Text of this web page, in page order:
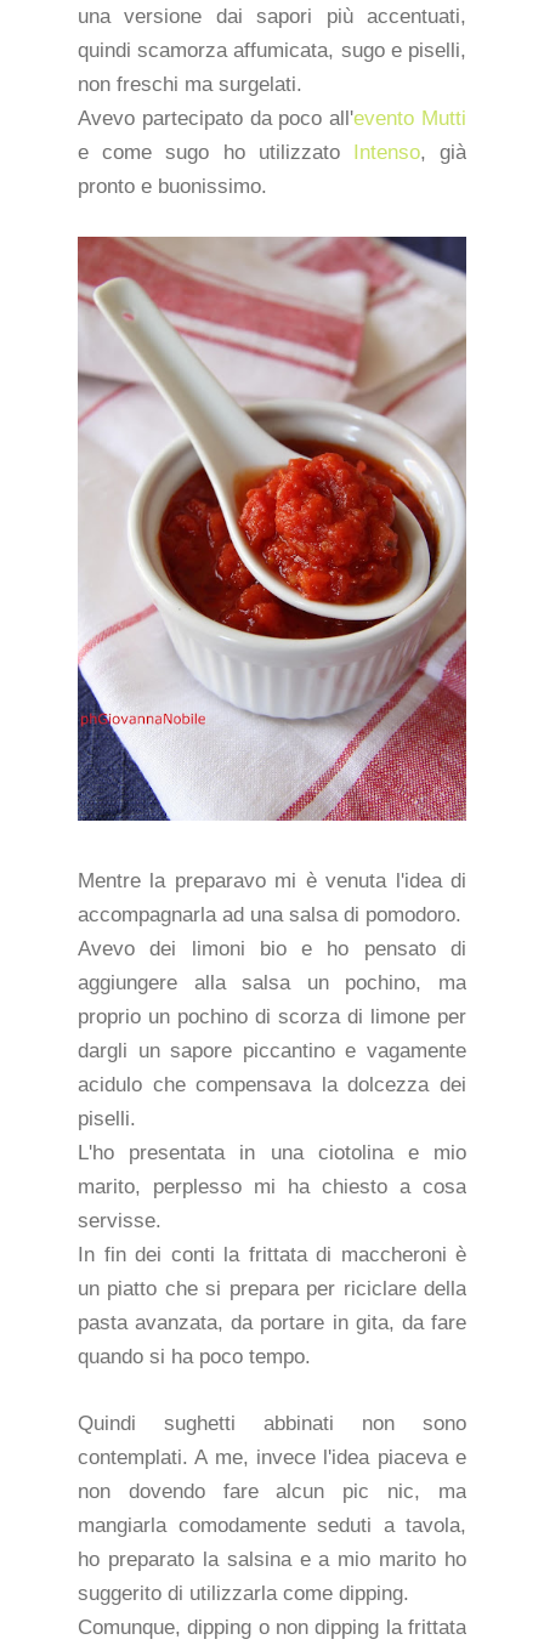
una versione dai sapori più accentuati,
quindi scamorza affumicata, sugo e piselli,
non freschi ma surgelati.
Avevo partecipato da poco all'evento Mutti
e come sugo ho utilizzato Intenso, già
pronto e buonissimo.
Mentre la preparavo mi è venuta l'idea di
accompagnarla ad una salsa di pomodoro.
Avevo dei limoni bio e ho pensato di
aggiungere alla salsa un pochino, ma
proprio un pochino di scorza di limone per
dargli un sapore piccantino e vagamente
acidulo che compensava la dolcezza dei
piselli.
L'ho presentata in una ciotolina e mio
marito, perplesso mi ha chiesto a cosa
servisse.
In fin dei conti la frittata di maccheroni è
un piatto che si prepara per riciclare della
pasta avanzata, da portare in gita, da fare
quando si ha poco tempo.
Quindi sughetti abbinati non sono
contemplati. A me, invece l'idea piaceva e
non dovendo fare alcun pic nic, ma
mangiarla comodamente seduti a tavola,
ho preparato la salsina e a mio marito ho
suggerito di utilizzarla come dipping.
Comunque, dipping o non dipping la frittata